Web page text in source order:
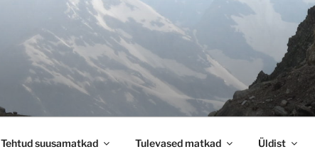
Tehtud suusamatkad Tulevased matkad Üldist